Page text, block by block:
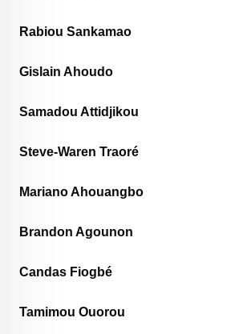
Rabiou Sankamao
Gislain Ahoudo
Samadou Attidjikou
Steve-Waren Traoré
Mariano Ahouangbo
Brandon Agounon
Candas Fiogbé
Tamimou Ouorou